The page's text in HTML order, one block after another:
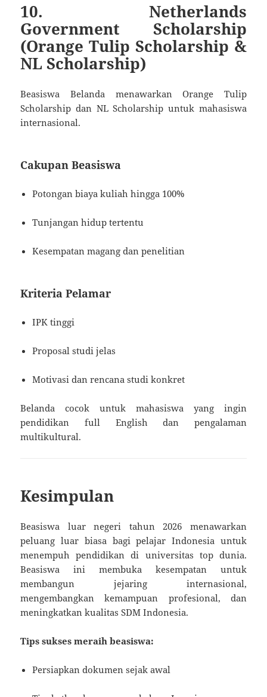
10. Netherlands
Government Scholarship
(Orange Tulip Scholarship &
NL Scholarship)
Beasiswa Belanda menawarkan Orange Tulip
Scholarship dan NL Scholarship untuk mahasiswa
internasional.
Cakupan Beasiswa
Potongan biaya kuliah hingga 100%
Tunjangan hidup tertentu
Kesempatan magang dan penelitian
Kriteria Pelamar
IPK tinggi
Proposal studi jelas
Motivasi dan rencana studi konkret
Belanda cocok untuk mahasiswa yang ingin
pendidikan full English dan pengalaman
multikultural.
Kesimpulan
Beasiswa luar negeri tahun 2026 menawarkan
peluang luar biasa bagi pelajar Indonesia untuk
menempuh pendidikan di universitas top dunia.
Beasiswa ini membuka kesempatan untuk
membangun jejaring internasional,
mengembangkan kemampuan profesional, dan
meningkatkan kualitas SDM Indonesia.
Tips sukses meraih beasiswa:
Persiapkan dokumen sejak awal